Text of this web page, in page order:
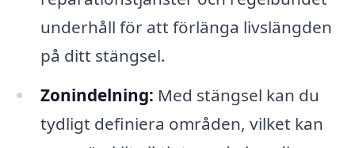
underhåll för att förlänga livslängden
på ditt stängsel.
Zonindelning: Med stängsel kan du
tydligt definiera områden, vilket kan